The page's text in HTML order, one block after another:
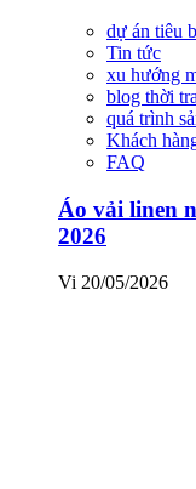
dự án tiêu
Tin tức
xu hướng
blog thời
quá trình
Khách
FAQ
Áo vải linen
2026
Vi 20/05/2026